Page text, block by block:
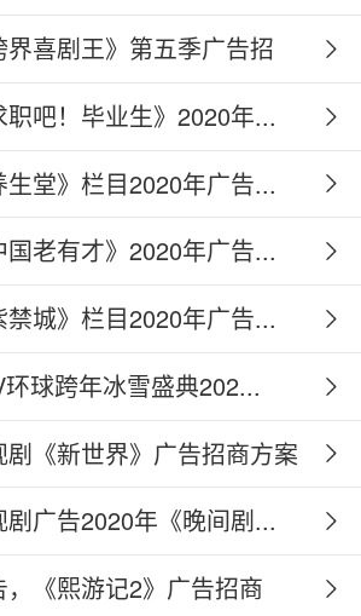
喜剧王》第五季广告招
吧！毕业生》2020年...
堂》栏目2020年广告...
老有才》2020年广告...
城》栏目2020年广告...
球跨年冰雪盛典202...
《新世界》广告招商方案
广告2020年《晚间剧...
《熙游记2》广告招商